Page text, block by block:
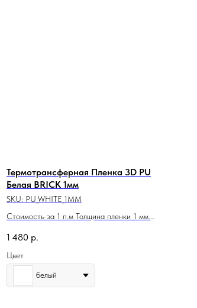
Термотрансферная Пленка 3D PU
Белая BRICK 1мм
SKU: PU_WHITE_1MM
Стоимость за 1 п.м Толщина пленки 1 мм.
1 480 р.
Цвет
белый